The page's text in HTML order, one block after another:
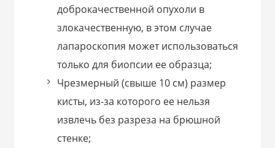
доброкачественной опухоли в
злокачественную, в этом случае
лапароскопия может использоваться
только для биопсии ее образца;
Чрезмерный (свыше 10 см) размер
кисты, из-за которого ее нельзя
извлечь без разреза на брюшной
стенке;